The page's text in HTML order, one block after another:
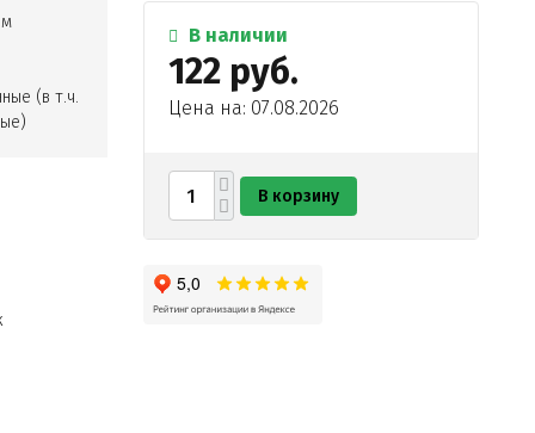
(в т.ч.
В наличии
122 руб.
Цена на: 07.08.2026
В корзину